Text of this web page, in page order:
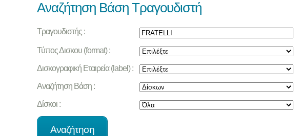
Αναζήτηση Βάση Τραγουδιστή
Τραγουδιστής :
Τύπος Δισκου (format) :
Δισκογραφική Εταιρεία (label) :
Αναζήτηση Βάση :
Δίσκοι :